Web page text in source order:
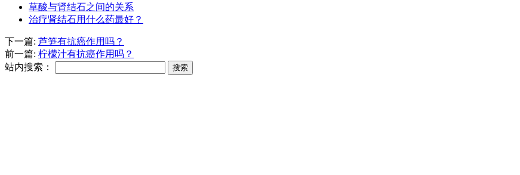
草酸与肾结石之间的关系
治疗肾结石用什么药最好？
下一篇: 芦笋有抗癌作用吗？
前一篇: 柠檬汁有抗癌作用吗？
站内搜索：